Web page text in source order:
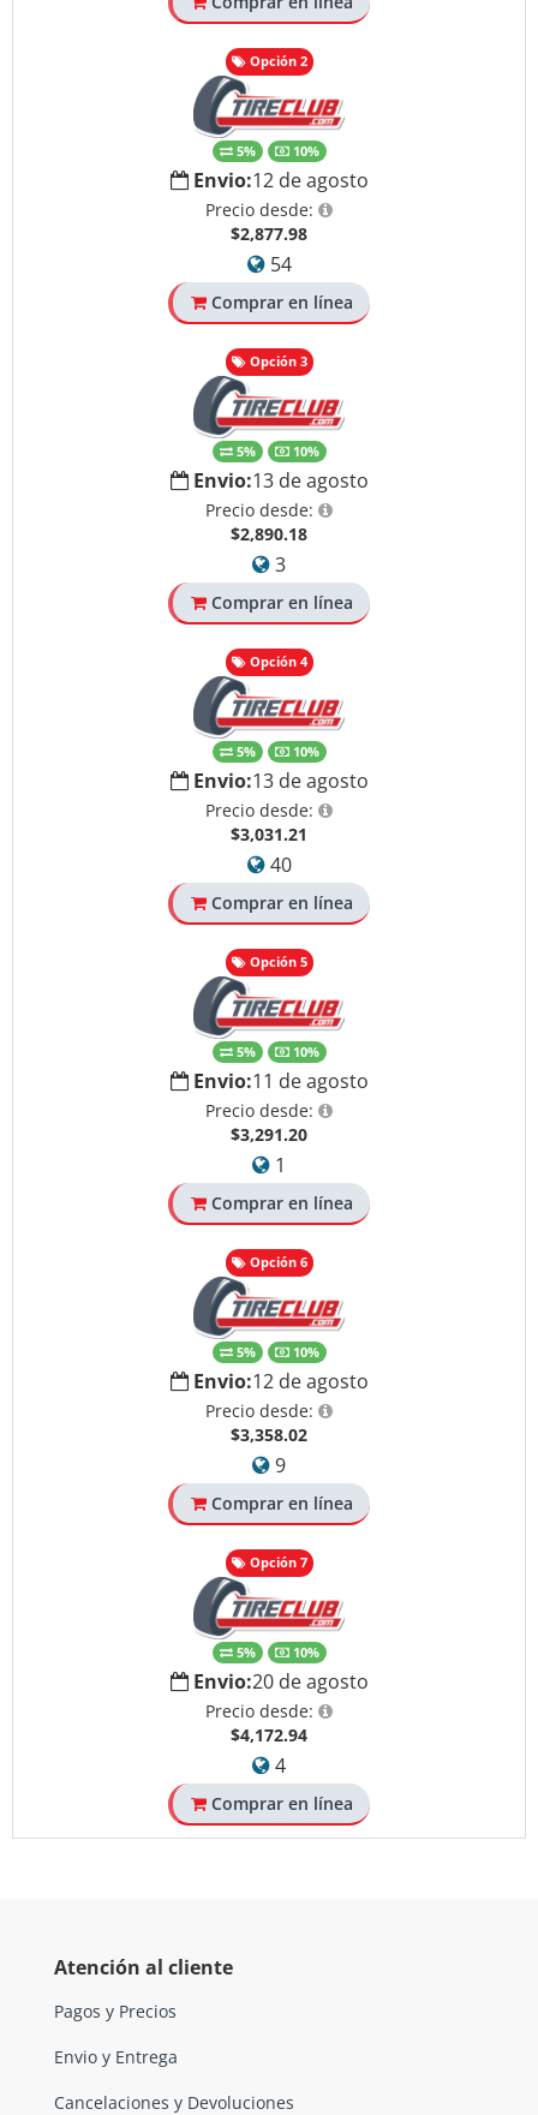
Opción 2
5% 10%
Envio:12 de agosto
Precio desde:
$2,877.98
54
Comprar en línea
Opción 3
5% 10%
Envio:13 de agosto
Precio desde:
$2,890.18
3
Comprar en línea
Opción 4
5% 10%
Envio:13 de agosto
Precio desde:
$3,031.21
40
Comprar en línea
Opción 5
5% 10%
Envio:11 de agosto
Precio desde:
$3,291.20
1
Comprar en línea
Opción 6
5% 10%
Envio:12 de agosto
Precio desde:
$3,358.02
9
Comprar en línea
Opción 7
5% 10%
Envio:20 de agosto
Precio desde:
$4,172.94
4
Comprar en línea
Atención al cliente
Pagos y Precios
Envio y Entrega
Cancelaciones y Devoluciones